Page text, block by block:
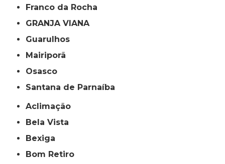
Franco da Rocha
GRANJA VIANA
Guarulhos
Mairiporã
Osasco
Santana de Parnaíba
Aclimação
Bela Vista
Bexiga
Bom Retiro